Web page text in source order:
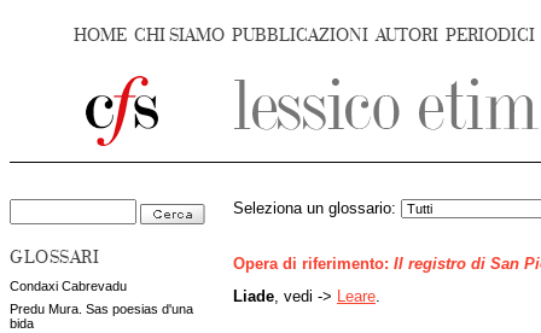
HOME CHI SIAMO PUBBLICAZIONI AUTORI PERIODICI
GLOSSARI
Condaxi Cabrevadu
Predu Mura. Sas poesias d'una
bida
Seleziona un glossario:
Opera di riferimento: Il registro di San
Liade , vedi -> Leare